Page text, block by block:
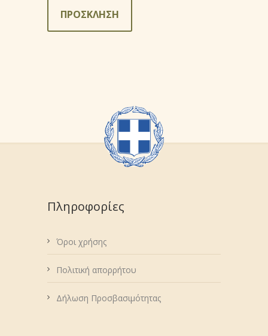
ΠΡΟΣΚΛΗΣΗ
Πληροφορίες
Όροι χρήσης
Πολιτική απορρήτου
Δήλωση Προσβασιμότητας